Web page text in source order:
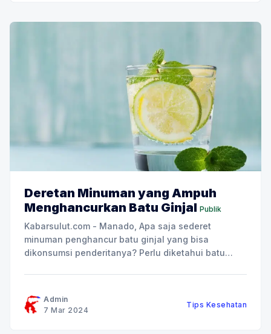
Deretan Minuman yang Ampuh
Menghancurkan Batu Ginjal Publik
Kabarsulut.com - Manado, Apa saja sederet
minuman penghancur batu ginjal yang bisa
dikonsumsi penderitanya? Perlu diketahui batu
pada punggung bagian bawah, urine berdarah,
Admin
7 Mar 2024
Tips Kesehatan